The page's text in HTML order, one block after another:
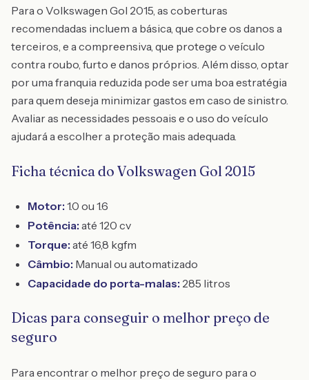
Para o Volkswagen Gol 2015, as coberturas
recomendadas incluem a básica, que cobre os danos a
terceiros, e a compreensiva, que protege o veículo
contra roubo, furto e danos próprios. Além disso, optar
por uma franquia reduzida pode ser uma boa estratégia
para quem deseja minimizar gastos em caso de sinistro.
Avaliar as necessidades pessoais e o uso do veículo
ajudará a escolher a proteção mais adequada.
Ficha técnica do Volkswagen Gol 2015
Motor: 1.0 ou 1.6
Potência: até 120 cv
Torque: até 16,8 kgfm
Câmbio: Manual ou automatizado
Capacidade do porta-malas: 285 litros
Dicas para conseguir o melhor preço de
seguro
Para encontrar o melhor preço de seguro para o